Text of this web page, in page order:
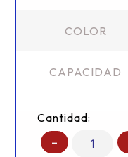
COLOR
CAPACIDAD
Cantidad:
-